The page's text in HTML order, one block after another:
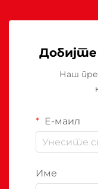
Наш
Е-маил
Име